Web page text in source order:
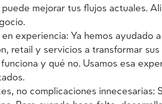
mejorar tus flujos actuales.
en experiencia: Ya hemos ayudado
retail y servicios a transformar
y qué no. Usamos esa
no complicaciones innecesarias: